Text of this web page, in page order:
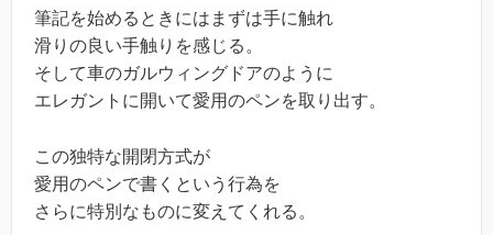
筆記を始めるときにはまずは手に触れ
滑りの良い手触りを感じる。
そして車のガルウィングドアのように
エレガントに開いて愛用のペンを取り出す。
この独特な開閉方式が
愛用のペンで書くという行為を
さらに特別なものに変えてくれる。